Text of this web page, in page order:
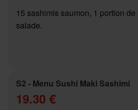
15 sashimis saumon, 1 portion de
salade.
S2 - Menu Sushi Maki Sashimi
19.30 €